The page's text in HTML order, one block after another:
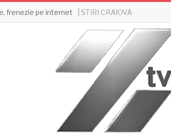
frenezie pe internet | STIRI CRAIOVA